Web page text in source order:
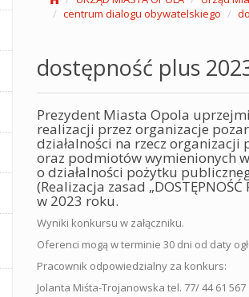
centrum dialogu obywatelskiego
dostępność plus
Prezydent Miasta Opola
realizacji przez organizacje
działalności na rzecz organizacji
oraz podmiotów wymienionych
o działalności pożytku
(Realizacja zasad
w 2023 roku.
Wyniki konkursu w załączniku.
Oferenci mogą w terminie 30 dni od daty
Pracownik odpowiedzialny za konkurs:
Jolanta Miśta-Trojanowska tel. 77/ 44 61 567